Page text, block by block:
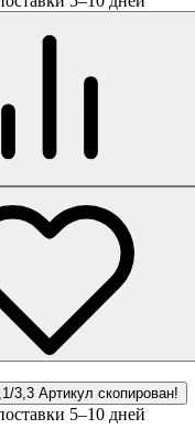
3,3 Артикул скопирован!
5–10 дней